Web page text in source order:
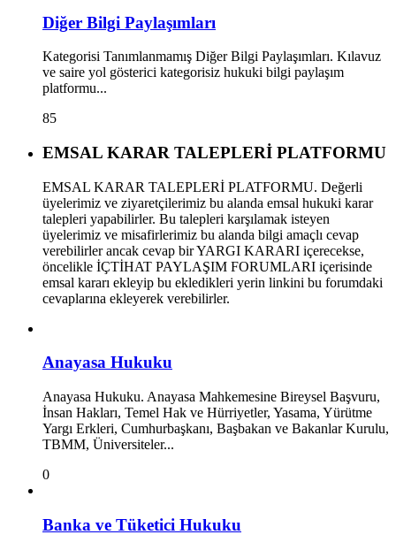
Diğer Bilgi Paylaşımları
Kategorisi Tanımlanmamış Diğer Bilgi Paylaşımları. Kılavuz
ve saire yol gösterici kategorisiz hukuki bilgi paylaşım
platformu...
85
EMSAL KARAR TALEPLERİ PLATFORMU
EMSAL KARAR TALEPLERİ PLATFORMU. Değerli
üyelerimiz ve ziyaretçilerimiz bu alanda emsal hukuki karar
talepleri yapabilirler. Bu talepleri karşılamak isteyen
üyelerimiz ve misafirlerimiz bu alanda bilgi amaçlı cevap
verebilirler ancak cevap bir YARGI KARARI içerecekse,
öncelikle İÇTİHAT PAYLAŞIM FORUMLARI içerisinde
emsal kararı ekleyip bu ekledikleri yerin linkini bu forumdaki
cevaplarına ekleyerek verebilirler.
Anayasa Hukuku
Anayasa Hukuku. Anayasa Mahkemesine Bireysel Başvuru,
İnsan Hakları, Temel Hak ve Hürriyetler, Yasama, Yürütme
Yargı Erkleri, Cumhurbaşkanı, Başbakan ve Bakanlar Kurulu,
TBMM, Üniversiteler...
0
Banka ve Tüketici Hukuku